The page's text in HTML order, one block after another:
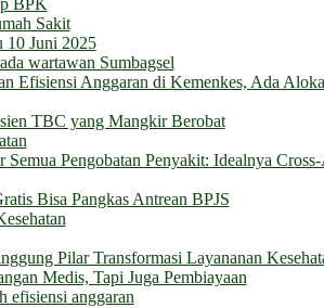
BPK
Sakit
10 Juni 2025
wartawan Sumbagsel
Efisiensi Anggaran di Kemenkes, Ada
TBC yang Mangkir Berobat
Pengobatan Penyakit: Idealnya
Bisa Pangkas Antrean BPJS
Pilar Transformasi Layananan
Medis, Tapi Juga Pembiayaan
efisiensi anggaran